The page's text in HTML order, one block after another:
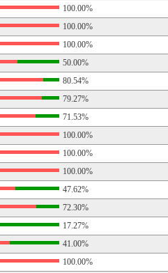
100.00%
100.00%
100.00%
50.00%
80.54%
79.27%
71.53%
100.00%
100.00%
100.00%
47.62%
72.30%
17.27%
41.00%
100.00%